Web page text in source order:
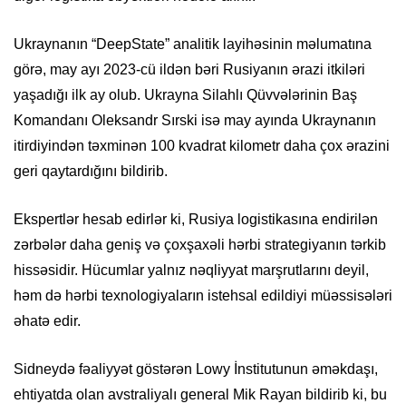
Ukraynanın “DeepState” analitik layihəsinin məlumatına
görə, may ayı 2023-cü ildən bəri Rusiyanın ərazi itkiləri
yaşadığı ilk ay olub. Ukrayna Silahlı Qüvvələrinin Baş
Komandanı Oleksandr Sırski isə may ayında Ukraynanın
itirdiyindən təxminən 100 kvadrat kilometr daha çox ərazini
geri qaytardığını bildirib.
Ekspertlər hesab edirlər ki, Rusiya logistikasına endirilən
zərbələr daha geniş və çoxşaxəli hərbi strategiyanın tərkib
hissəsidir. Hücumlar yalnız nəqliyyat marşrutlarını deyil,
həm də hərbi texnologiyaların istehsal edildiyi müəssisələri
əhatə edir.
Sidneydə fəaliyyət göstərən Lowy İnstitutunun əməkdaşı,
ehtiyatda olan avstraliyalı general Mik Rayan bildirib ki, bu